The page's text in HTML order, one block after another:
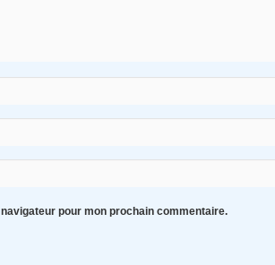
pour mon prochain commentaire.